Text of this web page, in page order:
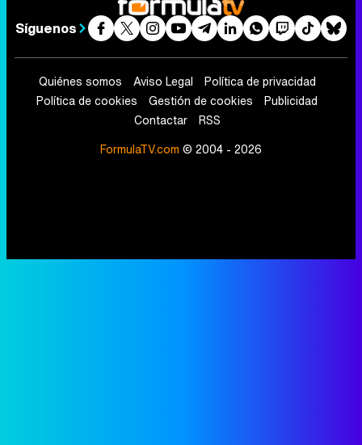
Síguenos
Quiénes somos Aviso Legal
Política de privacidad
Política de cookies
Gestión de cookies
Publicidad
Contactar
RSS
FormulaTV.com © 2004 - 2026